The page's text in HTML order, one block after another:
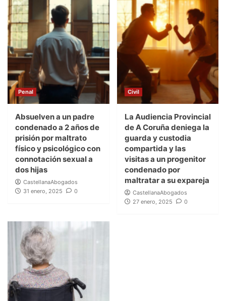
Penal
Absuelven a un padre
condenado a 2 años de
prisión por maltrato
físico y psicológico con
connotación sexual a
dos hijas
CastellanaAbogados
31 enero, 2025
0
Civil
La Audiencia Provincial
de A Coruña deniega la
guarda y custodia
compartida y las
visitas a un progenitor
condenado por
maltratar a su expareja
CastellanaAbogados
27 enero, 2025
0